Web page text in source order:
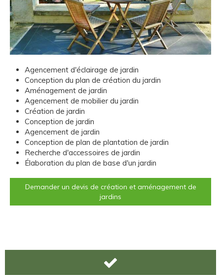
Agencement d'éclairage de jardin
Conception du plan de création du jardin
Aménagement de jardin
Agencement de mobilier du jardin
Création de jardin
Conception de jardin
Agencement de jardin
Conception de plan de plantation de jardin
Recherche d'accessoires de jardin
Élaboration du plan de base d'un jardin
Demander un devis de création et aménagement de
jardins